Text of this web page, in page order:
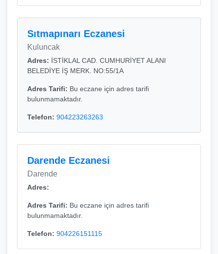
Sıtmapınarı Eczanesi
Kuluncak
Adres: İSTİKLAL CAD. CUMHURİYET ALANI
BELEDİYE İŞ MERK. NO:55/1A
Adres Tarifi: Bu eczane için adres tarifi
bulunmamaktadır.
Telefon: 904223263263
Darende Eczanesi
Darende
Adres:
Adres Tarifi: Bu eczane için adres tarifi
bulunmamaktadır.
Telefon: 904226151115